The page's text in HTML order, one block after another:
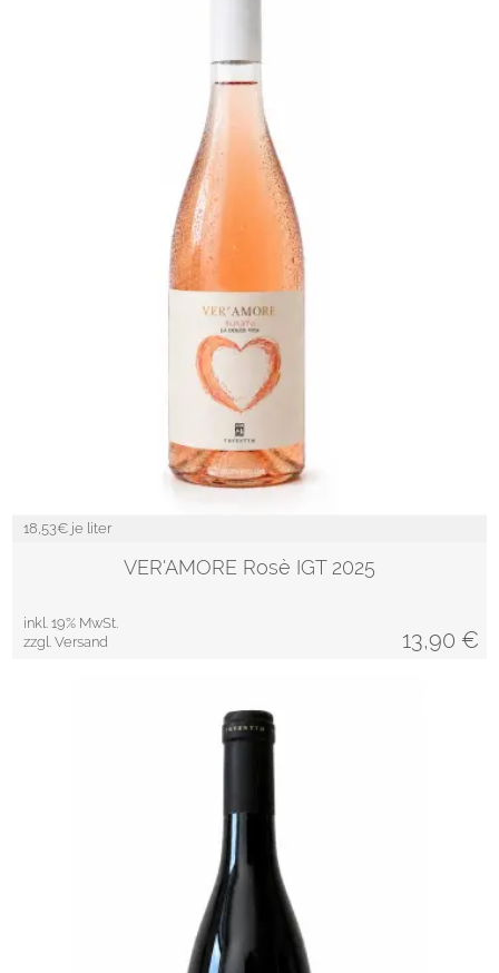
18,53€ je liter
VER'AMORE Rosè IGT 2025
inkl. 19% MwSt.
zzgl. Versand
13,90 €